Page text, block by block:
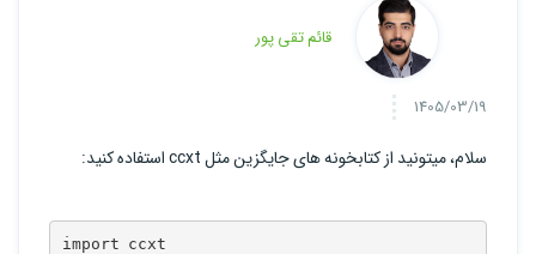
قائم تقی پور
1405/03/19
سلام، میتونید از کتابخونه های جایگزین مثل ccxt استفاده کنید:
import ccxt